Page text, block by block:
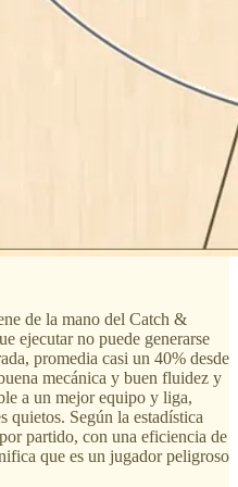
de la mano del Catch &
ejecutar no puede generarse
promedia casi un 40% desde
mecánica y buen fluidez y
a un mejor equipo y liga,
quietos. Según la estadística
partido, con una eficiencia de
que es un jugador peligroso